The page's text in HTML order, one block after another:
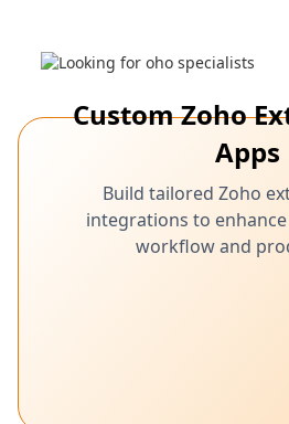
Custom Zoho
Apps
Build tailored Zoho
integrations to
workflow and